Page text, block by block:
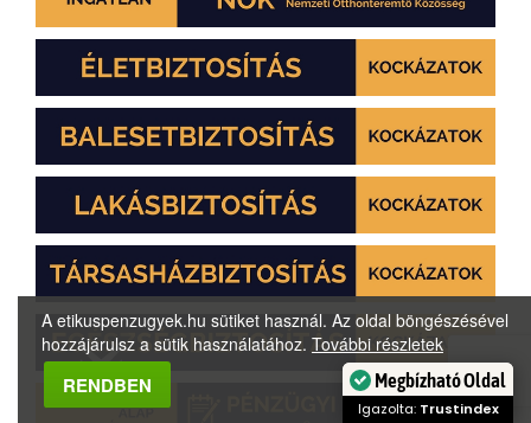
A etikuspenzugyek.hu sütiket használ. Az oldal böngészésével
hozzájárulsz a sütik használatához. További részletek
RENDBEN Megbízható Oldal
Igazolta: Trustindex